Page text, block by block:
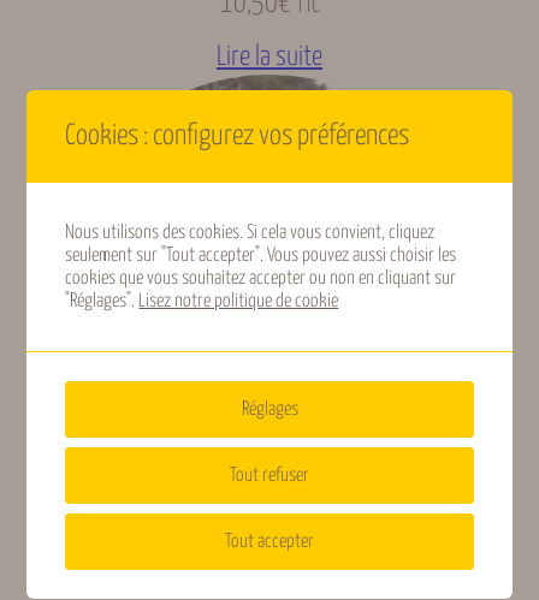
géographique
Asie, Europe
Intérêt Ornementale
Rusticité Rustique (-10 à -20 °C)
Calcicole, Tous type de
Arbre
TTC
Lire la suite
Olivier de Bohème
Cookies : configurez vos préférences
Nous utilisons des cookies. Si cela vous convient, cliquez
seulement sur "Tout accepter". Vous pouvez aussi choisir les
cookies que vous souhaitez accepter ou non en cliquant sur
"Réglages".
Lisez notre politique de cookie
Réglages
Tout refuser
Tout accepter